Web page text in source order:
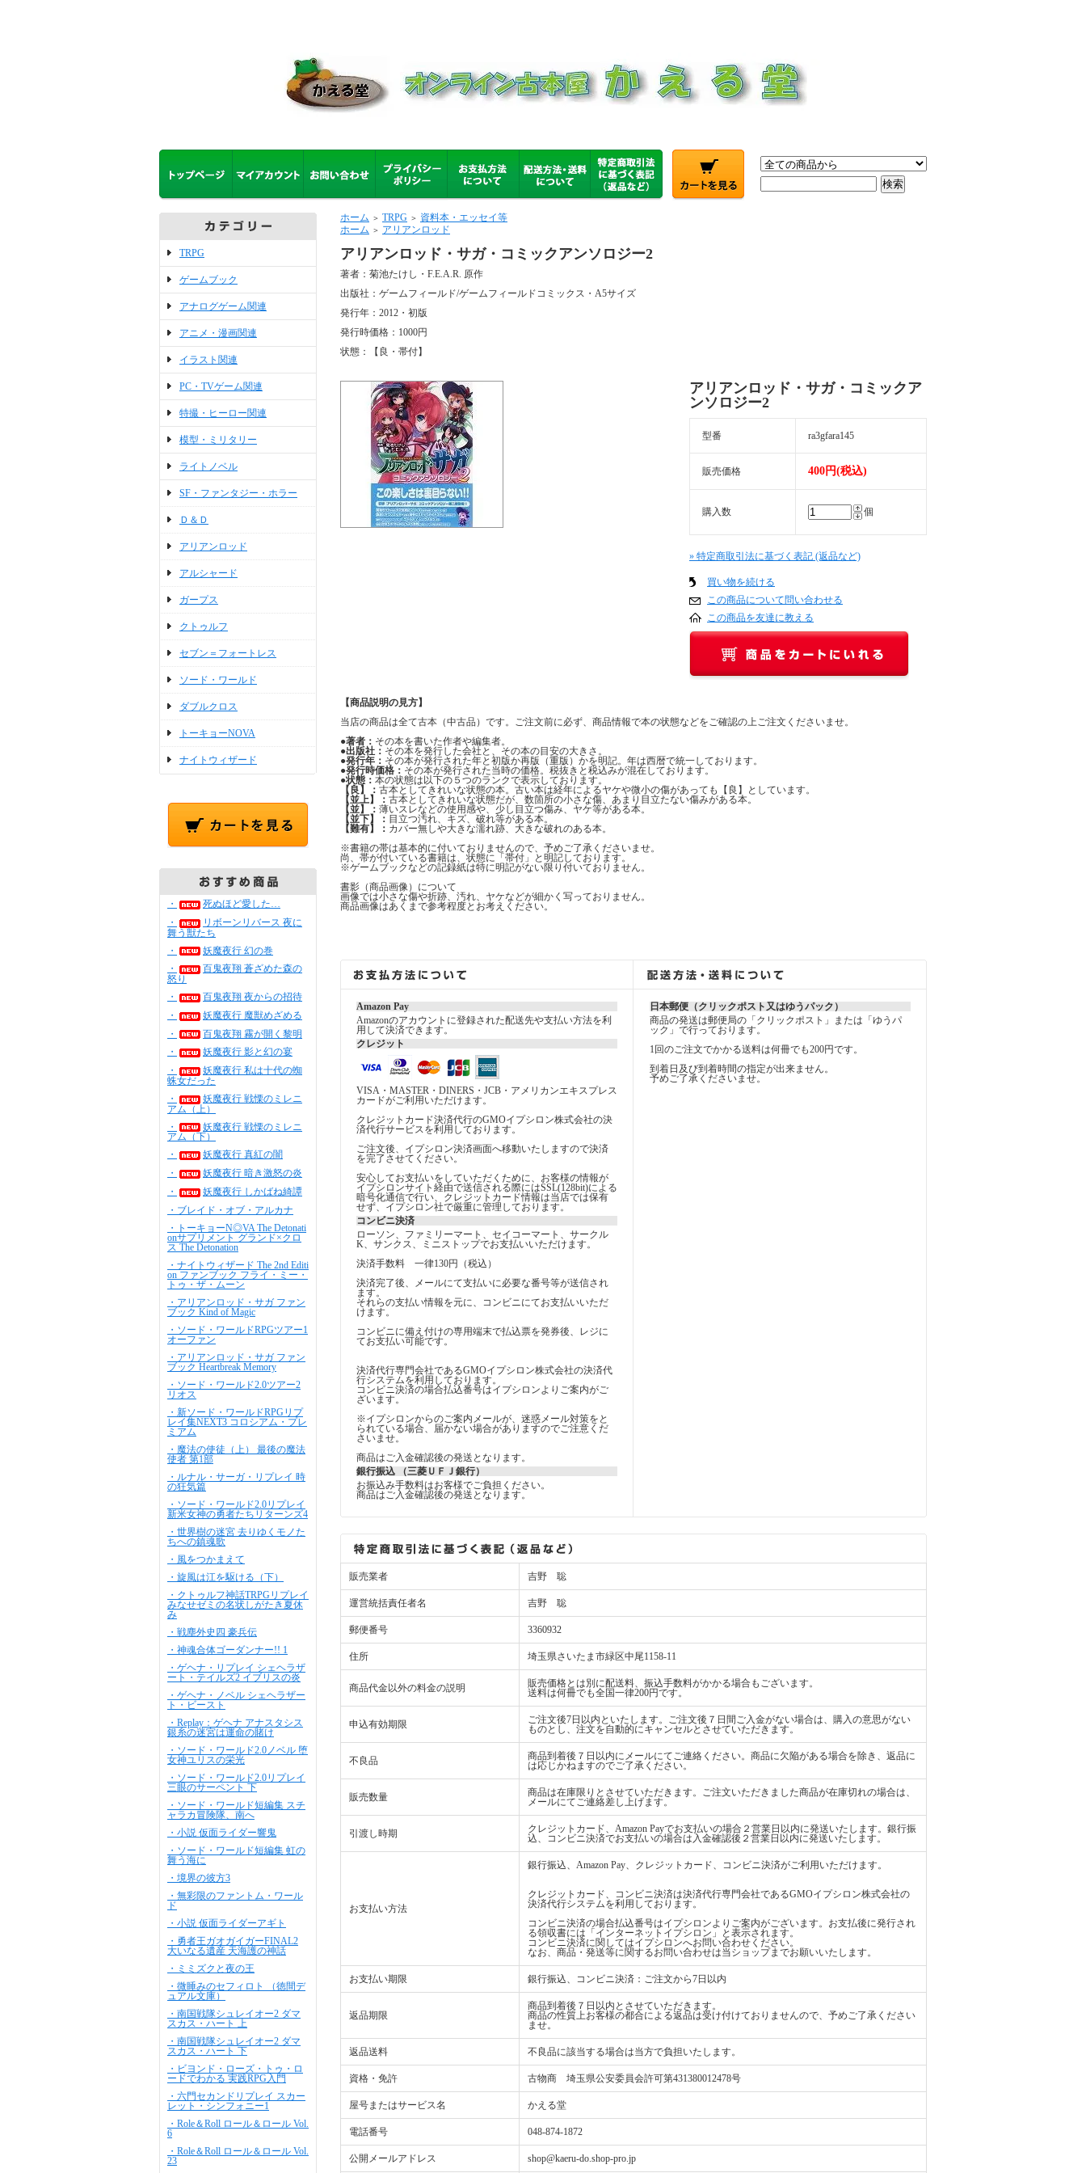
TRPG
ゲームブック
アナログゲーム関連
アニメ・漫画関連
イラスト関連
PC・TVゲーム関連
特撮・ヒーロー関連
模型・ミリタリー
ライトノベル
SF・ファンタジー・ホラー
Ｄ＆Ｄ
アリアンロッド
アルシャード
ガープス
クトゥルフ
セブン＝フォートレス
ソード・ワールド
ダブルクロス
トーキョーNOVA
ナイトウィザード
・
死ぬほど愛した…
・
リボーンリバース 夜に
舞う獣たち
・
妖魔夜行 幻の巻
・
百鬼夜翔 蒼ざめた森の
怒り
・
百鬼夜翔 夜からの招待
・
妖魔夜行 魔獣めざめる
・
百鬼夜翔 霧が開く黎明
・
妖魔夜行 影と幻の宴
・
妖魔夜行 私は十代の蜘
蛛女だった
・
妖魔夜行 戦慄のミレニ
アム（上）
・
妖魔夜行 戦慄のミレニ
アム（下）
・
妖魔夜行 真紅の闇
・
妖魔夜行 暗き激怒の炎
・
妖魔夜行 しかばね綺譚
・ブレイド・オブ・アルカナ
・トーキョーN◎VA The Detonati
onサプリメント グランド×クロ
ス The Detonation
・ナイトウィザード The 2nd Editi
on ファンブック フライ・ミー・
トゥ・ザ・ムーン
・アリアンロッド・サガ ファン
ブック Kind of Magic
・ソード・ワールドRPGツアー1
オーファン
・アリアンロッド・サガ ファン
ブック Heartbreak Memory
・ソード・ワールド2.0ツアー2
リオス
・新ソード・ワールドRPGリプ
レイ集NEXT3 コロシアム・プレ
ミアム
・魔法の使徒（上） 最後の魔法
使者 第1部
・ルナル・サーガ・リプレイ 時
の狂気篇
・ソード・ワールド2.0リプレイ
新米女神の勇者たちリターンズ4
・世界樹の迷宮 去りゆくモノた
ちへの鎮魂歌
・風をつかまえて
・旋風は江を駆ける（下）
・クトゥルフ神話TRPGリプレイ
みなせゼミの名状しがたき夏休
み
・戦塵外史四 豪兵伝
・神魂合体ゴーダンナー!! 1
・ゲヘナ・リプレイ シェヘラザ
ート・テイルズ2 イブリスの炎
・ゲヘナ・ノベル シェヘラザー
ト・ビースト
・Replay：ゲヘナ アナスタシス
銀糸の迷宮は運命の賭け
・ソード・ワールド2.0ノベル 堕
女神ユリスの栄光
・ソード・ワールド2.0リプレイ
三眼のサーペント 下
・ソード・ワールド短編集 スチ
ャラカ冒険隊、南へ
・小説 仮面ライダー響鬼
・ソード・ワールド短編集 虹の
舞う海に
・境界の彼方3
・無彩限のファントム・ワール
ド
・小説 仮面ライダーアギト
・勇者王ガオガイガーFINAL2
大いなる遺産 天海護の神話
・ミミズクと夜の王
・微睡みのセフィロト （徳間デ
ュアル文庫）
・南国戦隊シュレイオー2 ダマ
スカス・ハート 上
・南国戦隊シュレイオー2 ダマ
スカス・ハート 下
・ビヨンド・ローズ・トゥ・ロ
ードでわかる 実践RPG入門
・六門セカンドリプレイ スカー
レット・シンフォニー1
・Role＆Roll ロール＆ロール Vol.
6
・Role＆Roll ロール＆ロール Vol.
23
ホーム ＞ TRPG ＞ 資料本・エッセイ等
ホーム ＞ アリアンロッド
アリアンロッド・サガ・コミックアンソロジー2
著者：菊池たけし・F.E.A.R. 原作
出版社：ゲームフィールド/ゲームフィールドコミックス・A5サイズ
発行年：2012・初版
発行時価格：1000円
状態：【良・帯付】
アリアンロッド・サガ・コミックア
ンソロジー2
型番 ra3gfara145
販売価格 400円(税込)
購入数 個
» 特定商取引法に基づく表記 (返品など)
買い物を続ける
この商品について問い合わせる
この商品を友達に教える
【商品説明の見方】
当店の商品は全て古本（中古品）です。ご注文前に必ず、商品情報で本の状態などをご確認の上ご注文くださいませ。
●著者： その本を書いた作者や編集者。
●出版社： その本を発行した会社と、その本の目安の大きさ。
●発行年： その本が発行された年と初版か再版（重版）かを明記。年は西暦で統一しております。
●発行時価格： その本が発行された当時の価格。税抜きと税込みが混在しております。
●状態： 本の状態は以下の５つのランクで表示しております。
【良】： 古本としてきれいな状態の本。古い本は経年によるヤケや微小の傷があっても【良】としています。
【並上】： 古本としてきれいな状態だが、数箇所の小さな傷、あまり目立たない傷みがある本。
【並】： 薄いスレなどの使用感や、少し目立つ傷み、ヤケ等がある本。
【並下】： 目立つ汚れ、キズ、破れ等がある本。
【難有】： カバー無しや大きな濡れ跡、大きな破れのある本。
※書籍の帯は基本的に付いておりませんので、予めご了承くださいませ。
尚、帯が付いている書籍は、状態に「帯付」と明記しております。
※ゲームブックなどの記録紙は特に明記がない限り付いておりません。
書影（商品画像）について
画像では小さな傷や折跡、汚れ、ヤケなどが細かく写っておりません。
商品画像はあくまで参考程度とお考えください。
Amazon Pay
Amazonのアカウントに登録された配送先や支払い方法を利
用して決済できます。
クレジット
VISA・MASTER・DINERS・JCB・アメリカンエキスプレス
カードがご利用いただけます。
クレジットカード決済代行のGMOイプシロン株式会社の決
済代行サービスを利用しております。
ご注文後、イプシロン決済画面へ移動いたしますので決済
を完了させてください。
安心してお支払いをしていただくために、お客様の情報が
イプシロンサイト経由で送信される際にはSSL(128bit)による
暗号化通信で行い、クレジットカード情報は当店では保有
せず、イプシロン社で厳重に管理しております。
コンビニ決済
ローソン、ファミリーマート、セイコーマート、サークル
K、サンクス、ミニストップでお支払いいただけます。
決済手数料 一律130円（税込）
決済完了後、メールにて支払いに必要な番号等が送信され
ます。
それらの支払い情報を元に、コンビニにてお支払いいただ
けます。
コンビニに備え付けの専用端末で払込票を発券後、レジに
てお支払い可能です。
決済代行専門会社であるGMOイプシロン株式会社の決済代
行システムを利用しております。
コンビニ決済の場合払込番号はイプシロンよりご案内がご
ざいます。
※イプシロンからのご案内メールが、迷惑メール対策をと
られている場合、届かない場合がありますのでご注意くだ
さいませ。
商品はご入金確認後の発送となります。
銀行振込 （三菱ＵＦＪ銀行）
お振込み手数料はお客様でご負担ください。
商品はご入金確認後の発送となります。
日本郵便（クリックポスト又はゆうパック）
商品の発送は郵便局の「クリックポスト」または「ゆうパ
ック」で行っております。
1回のご注文でかかる送料は何冊でも200円です。
到着日及び到着時間の指定が出来ません。
予めご了承くださいませ。
販売業者 吉野 聡
運営統括責任者名 吉野 聡
郵便番号 3360932
住所 埼玉県さいたま市緑区中尾1158-11
商品代金以外の料金の説明
販売価格とは別に配送料、振込手数料がかかる場合もございます。
送料は何冊でも全国一律200円です。
申込有効期限
ご注文後7日以内といたします。ご注文後７日間ご入金がない場合は、購入の意思がない
ものとし、注文を自動的にキャンセルとさせていただきます。
不良品
商品到着後７日以内にメールにてご連絡ください。商品に欠陥がある場合を除き、返品に
は応じかねますのでご了承ください。
販売数量
商品は在庫限りとさせていただきます。ご注文いただきました商品が在庫切れの場合は、
メールにてご連絡差し上げます。
引渡し時期
クレジットカード、Amazon Payでお支払いの場合２営業日以内に発送いたします。銀行振
込、コンビニ決済でお支払いの場合は入金確認後２営業日以内に発送いたします。
お支払い方法
銀行振込、Amazon Pay、クレジットカード、コンビニ決済がご利用いただけます。
クレジットカード、コンビニ決済は決済代行専門会社であるGMOイプシロン株式会社の
決済代行システムを利用しております。
コンビニ決済の場合払込番号はイプシロンよりご案内がございます。お支払後に発行され
る領収書には「インターネットイプシロン」と表示されます。
コンビニ決済に関してはイプシロンへお問い合わせください。
なお、商品・発送等に関するお問い合わせは当ショップまでお願いいたします。
お支払い期限 銀行振込、コンビニ決済：ご注文から7日以内
返品期限
商品到着後７日以内とさせていただきます。
商品の性質上お客様の都合による返品は受け付けておりませんので、予めご了承ください
ませ。
返品送料 不良品に該当する場合は当方で負担いたします。
資格・免許 古物商 埼玉県公安委員会許可第431380012478号
屋号またはサービス名 かえる堂
電話番号 048-874-1872
公開メールアドレス shop@kaeru-do.shop-pro.jp